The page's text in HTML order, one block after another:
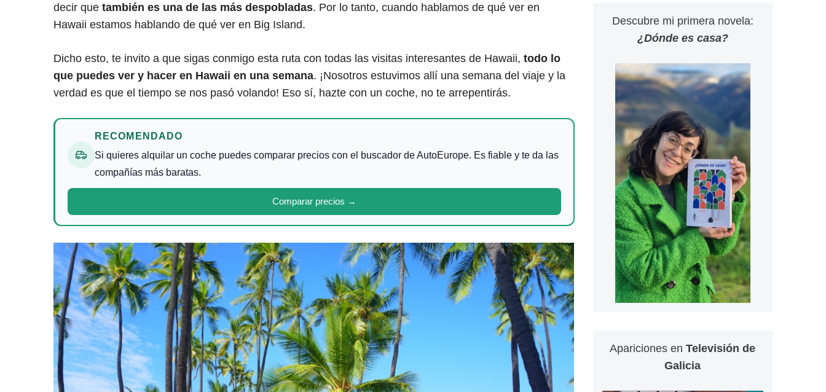
decir que también es una de las más despobladas. Por lo tanto, cuando hablamos de qué ver en
Hawaii estamos hablando de qué ver en Big Island.
Dicho esto, te invito a que sigas conmigo esta ruta con todas las visitas interesantes de Hawaii, todo lo
que puedes ver y hacer en Hawaii en una semana. ¡Nosotros estuvimos allí una semana del viaje y la
verdad es que el tiempo se nos pasó volando! Eso sí, hazte con un coche, no te arrepentirás.
RECOMENDADO
Si quieres alquilar un coche puedes comparar precios con el buscador de AutoEurope. Es fiable y te da las
compañías más baratas.
Comparar precios →
Descubre mi primera novela:
¿Dónde es casa?
Apariciones enTelevisión de
Galicia